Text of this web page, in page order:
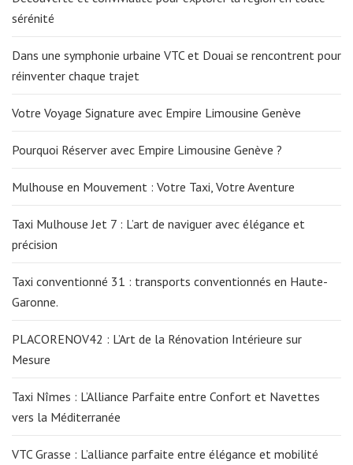
sérénité
Dans une symphonie urbaine VTC et Douai se rencontrent pour
réinventer chaque trajet
Votre Voyage Signature avec Empire Limousine Genève
Pourquoi Réserver avec Empire Limousine Genève ?
Mulhouse en Mouvement : Votre Taxi, Votre Aventure
Taxi Mulhouse Jet 7 : L’art de naviguer avec élégance et
précision
Taxi conventionné 31 : transports conventionnés en Haute-
Garonne.
PLACORENOV42 : L’Art de la Rénovation Intérieure sur
Mesure
Taxi Nîmes : L’Alliance Parfaite entre Confort et Navettes
vers la Méditerranée
VTC Grasse : L’alliance parfaite entre élégance et mobilité